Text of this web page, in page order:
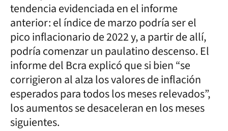
tendencia evidenciada en el informe
anterior: el índice de marzo podría ser el
pico inflacionario de 2022 y, a partir de allí,
podría comenzar un paulatino descenso. El
informe del Bcra explicó que si bien “se
corrigieron al alza los valores de inflación
esperados para todos los meses relevados”,
los aumentos se desaceleran en los meses
siguientes.